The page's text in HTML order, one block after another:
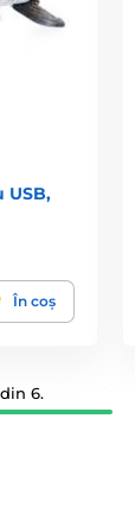
USB,
În coș
6.